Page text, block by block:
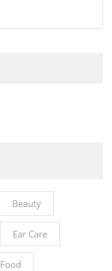
Beauty
Ear Care
Food